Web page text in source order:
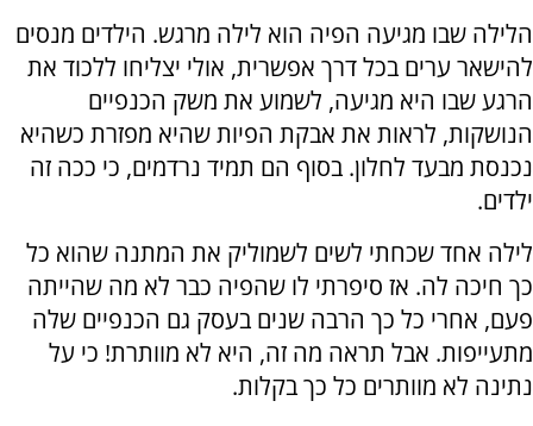
הלילה שבו מגיעה הפיה הוא לילה מרגש. הילדים מנסים
להישאר ערים בכל דרך אפשרית, אולי יצליחו ללכוד את
הרגע שבו היא מגיעה, לשמוע את משק הכנפיים
הנושקות, לראות את אבקת הפיות שהיא מפזרת כשהיא
נכנסת מבעד לחלון. בסוף הם תמיד נרדמים, כי ככה זה
ילדים.
לילה אחד שכחתי לשים לשמוליק את המתנה שהוא כל
כך חיכה לה. אז סיפרתי לו שהפיה כבר לא מה שהייתה
פעם, אחרי כל כך הרבה שנים בעסק גם הכנפיים שלה
מתעייפות. אבל תראה מה זה, היא לא מוותרת! כי על
נתינה לא מוותרים כל כך בקלות.